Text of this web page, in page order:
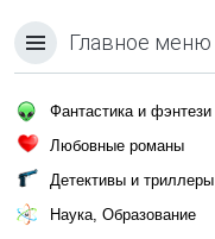
Главное меню
Фантастика и фэнтези
Любовные романы
Детективы и триллеры
Наука, Образование